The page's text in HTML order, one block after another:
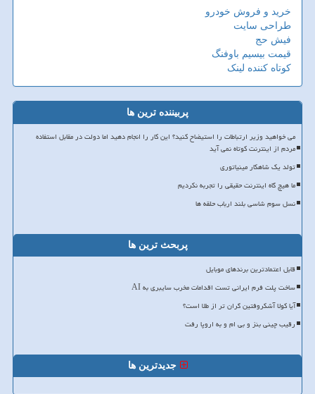
خرید و فروش خودرو
طراحی سایت
فیش حج
قیمت بیسیم باوفنگ
کوتاه کننده لینک
پربیننده ترین ها
می خواهید وزیر ارتباطات را استیضاح کنید؟ این کار را انجام دهید اما دولت در مقابل استفاده
مردم از اینترنت کوتاه نمی آید
تولد یک شاهکار مینیاتوری
ما هیچ گاه اینترنت حقیقی را تجربه نکردیم
نسل سوم شاسی بلند ارباب حلقه ها
پربحث ترین ها
قابل اعتمادترین برندهای موبایل
ساخت پلت فرم ایرانی تست اقدامات مخرب سایبری به AI
آیا کولا آشکروفتین گران تر از طلا است؟
رقیب چینی بنز و بی ام و به اروپا رفت
جدیدترین ها